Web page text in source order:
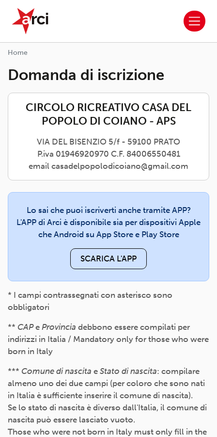
Salta al contenuto principale
ARCI APS
Home
Domanda di iscrizione
CIRCOLO RICREATIVO CASA DEL
POPOLO DI COIANO - APS
VIA DEL BISENZIO 5/f - 59100 PRATO
P.iva 01946920970 C.F. 84006550481
email casadelpopolodicoiano@gmail.com
Lo sai che puoi iscriverti anche tramite APP?
L'APP di Arci è disponibile sia per dispositivi Apple
che Android su App Store e Play Store
SCARICA L'APP
* I campi contrassegnati con asterisco sono
obbligatori
** CAPe Provincia debbono essere compilati per
indirizzi in Italia / Mandatory only for those who were
born in Italy
*** Comune di nascita e Stato di nascita: compilare
almeno uno dei due campi (per coloro che sono nati
in Italia è sufficiente inserire il comune di nascita).
Se lo stato di nascita è diverso dall'Italia, il comune di
nascita può essere lasciato vuoto.
Those who were not born in Italy must only fill in the